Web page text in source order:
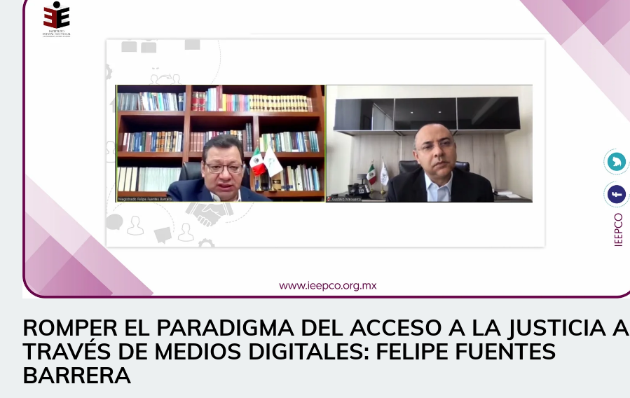
ROMPER EL PARADIGMA DEL ACCESO A LA JUSTICIA A
TRAVÉS DE MEDIOS DIGITALES: FELIPE FUENTES
BARRERA